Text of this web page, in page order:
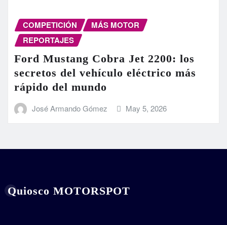
COMPETICIÓN
MÁS MOTOR
REPORTAJES
Ford Mustang Cobra Jet 2200: los
secretos del vehículo eléctrico más
rápido del mundo
José Armando Gómez May 5, 2026
Quiosco MOTORSPOT